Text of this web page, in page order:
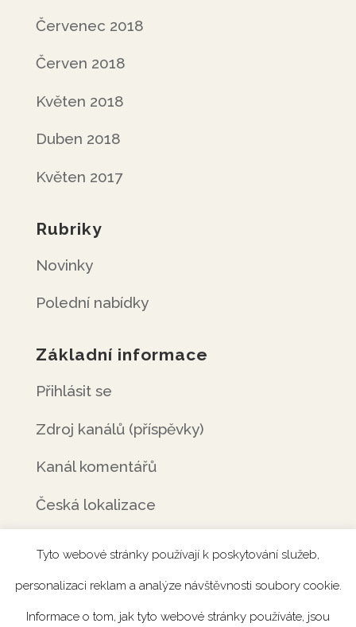
Červenec 2018
Červen 2018
Květen 2018
Duben 2018
Květen 2017
Rubriky
Novinky
Polední nabídky
Základní informace
Přihlásit se
Zdroj kanálů (příspěvky)
Kanál komentářů
Česká lokalizace
Úvod Rezervace Menu Fotogalerie
Tyto webové stránky používají k poskytování služeb,
personalizaci reklam a analýze návštěvnosti soubory cookie.
Informace o tom, jak tyto webové stránky používáte, jsou